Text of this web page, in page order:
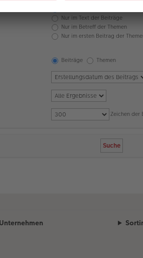
Nur im Text der Beiträge
Nur im Betreff der Themen
Nur im ersten Beitrag der
Beiträge
Themen
Zeichen der
Unternehmen